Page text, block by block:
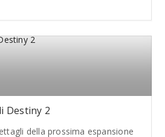
Destiny 2
della prossima espansione